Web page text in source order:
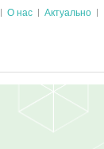
О нас Актуально